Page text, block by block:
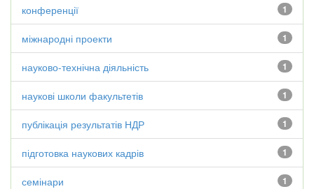
1
конференції
1
міжнародні проекти
1
науково-технічна діяльність
1
наукові школи факультетів
1
публікація результатів НДР
1
підготовка наукових кадрів
1
семінари